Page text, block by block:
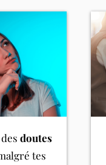
desdoutes
tes